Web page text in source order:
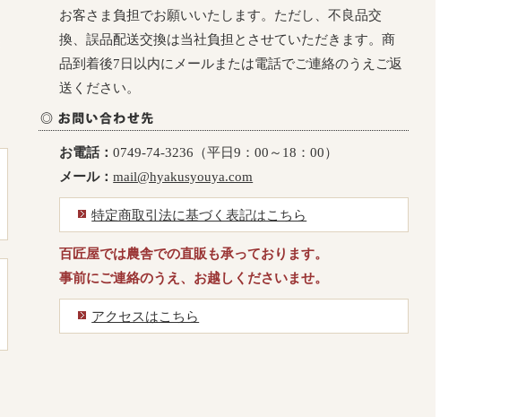
お客さま負担でお願いいたします。ただし、不良品交
換、誤品配送交換は当社負担とさせていただきます。商
品到着後7日以内にメールまたは電話でご連絡のうえご返
送ください。
お電話：0749-74-3236（平日9：00～18：00）
メール：mail@hyakusyouya.com
特定商取引法に基づく表記はこちら
百匠屋では農舎での直販も承っております。
事前にご連絡のうえ、お越しくださいませ。
アクセスはこちら